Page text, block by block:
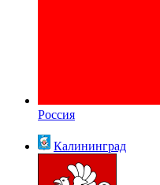
Россия
Калининград